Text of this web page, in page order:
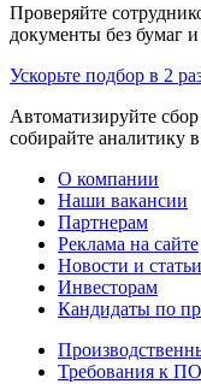
Проверяйте
документы без бумаг
Ускорьте подбор в 2
Автоматизируйте
собирайте аналитику
О компании
Наши вакансии
Партнерам
Реклама на сайте
Новости и статьи
Инвесторам
Кандидаты по
Требования к ПО